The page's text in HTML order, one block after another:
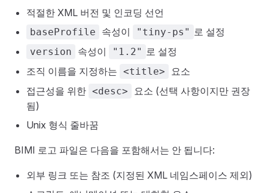
적절한 XML 버전 및 인코딩 선언
baseProfile 속성이 "tiny-ps" 로 설정
version 속성이 "1.2" 로 설정
조직 이름을 지정하는 <title>
요소
접근성을 위한 <desc>
요소 (선택 사항이지만 권장
됨)
Unix 형식 줄바꿈
BIMI 로고 파일은 다음을 포함해서는 안 됩니다:
외부 링크 또는 참조 (지정된 XML 네임스페이스 제외)